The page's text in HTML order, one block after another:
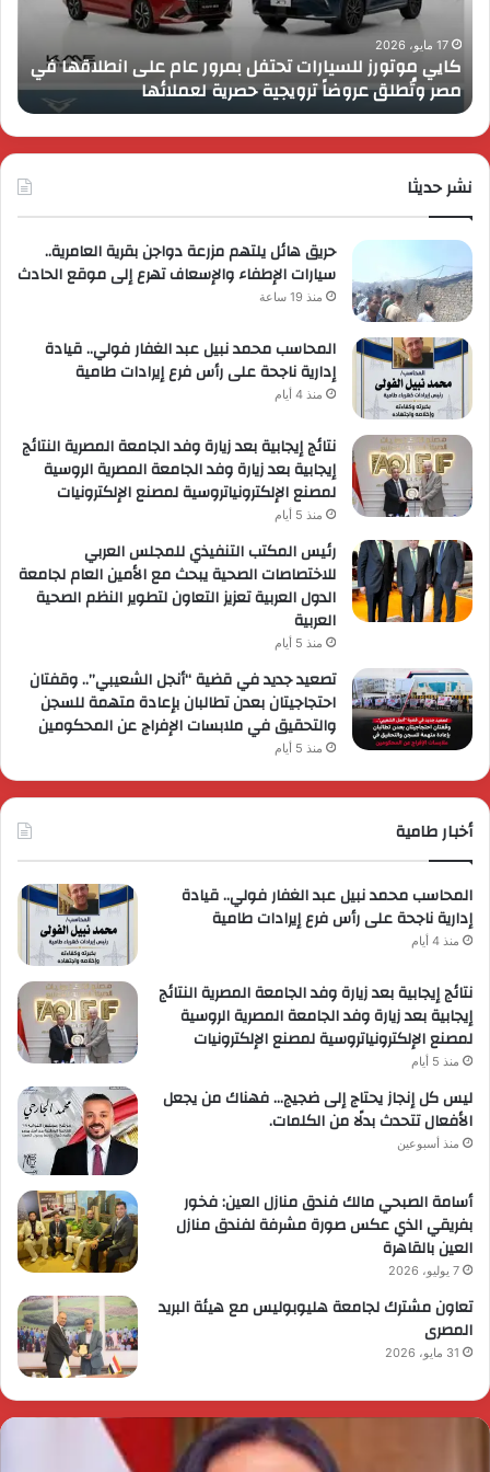
انطلاقها
في
مصر
وتُطلق
عروضاً
ترويجية
حصرية
17 مايو، 2026
كايي موتورز للسيارات تحتفل بمرور عام على انطلاقها في
مصر وتُطلق عروضاً ترويجية حصرية لعملائها
نشر حديثا
حريق هائل يلتهم مزرعة دواجن بقرية العامرية..
سيارات الإطفاء والإسعاف تهرع إلى موقع الحادث
منذ 19 ساعة
المحاسب محمد نبيل عبد الغفار فولي.. قيادة
إدارية ناجحة على رأس فرع إيرادات طامية
منذ 4 أيام
نتائج إيجابية بعد زيارة وفد الجامعة المصرية النتائج
إيجابية بعد زيارة وفد الجامعة المصرية الروسية
لمصنع الإلكترونياتروسية لمصنع الإلكترونيات
منذ 5 أيام
رئيس المكتب التنفيذي للمجلس العربي
للاختصاصات الصحية يبحث مع الأمين العام لجامعة
الدول العربية تعزيز التعاون لتطوير النظم الصحية
العربية
منذ 5 أيام
تصعيد جديد في قضية “أنجل الشعيبي”.. وقفتان
احتجاجيتان بعدن تطالبان بإعادة متهمة للسجن
والتحقيق في ملابسات الإفراج عن المحكومين
منذ 5 أيام
أخبار طامية
المحاسب محمد نبيل عبد الغفار فولي.. قيادة
إدارية ناجحة على رأس فرع إيرادات طامية
منذ 4 أيام
نتائج إيجابية بعد زيارة وفد الجامعة المصرية النتائج
إيجابية بعد زيارة وفد الجامعة المصرية الروسية
لمصنع الإلكترونياتروسية لمصنع الإلكترونيات
منذ 5 أيام
ليس كل إنجاز يحتاج إلى ضجيج… فهناك من يجعل
الأفعال تتحدث بدلًا من الكلمات.
منذ أسبوعين
أسامة الصبحي مالك فندق منازل العين: فخور
بفريقي الذي عكس صورة مشرفة لفندق منازل
العين بالقاهرة
7 يوليو، 2026
تعاون مشترك لجامعة هليوبوليس مع هيئة البريد
المصرى
31 مايو، 2026
رئيس